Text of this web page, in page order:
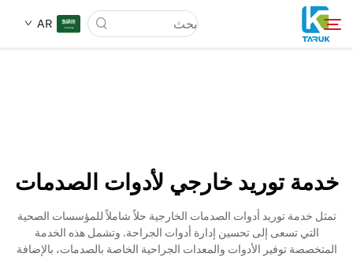
AR
أخبار وأحداث
خدمة توريد خارجي لأدوات الصدمات
تمثل خدمة توريد أدوات الصدمات الخارجية حلاً شاملاً للمؤسسات الصحية
التي تسعى إلى تحسين إدارة أدوات الجراحة. وتشمل هذه الخدمة
المتخصصة توفير الأدوات والمعدات الجراحية الخاصة بالصدمات، بالإضافة